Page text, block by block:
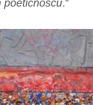
poetičnošću.”